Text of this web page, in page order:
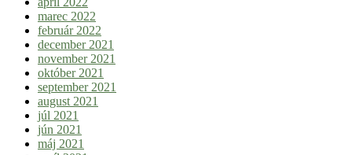
marec 2022
február 2022
december 2021
november 2021
október 2021
september 2021
august 2021
júl 2021
jún 2021
máj 2021